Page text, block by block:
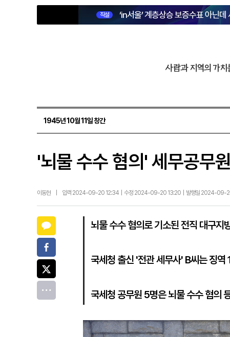
직설 ‘in서울’ 계층상승 보증수표 아닌
사람과 지역의 가
1945년 10월 11일 창간
'뇌물 수수 혐의' 세무공무
이동현 입력 2024-09-20 12:34 | 수정 2024-09-20 13:20 | 발행일 2024-09-
뇌물 수수 혐의로 기소된 전직 대구지
국세청 출신 '전관 세무사' B씨는 징
국세청 공무원 5명은 뇌물 수수 혐의